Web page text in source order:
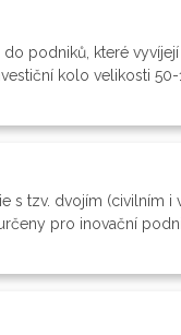
podniků, které
kolo velikosti 50-
tzv. dvojím (civilním
pro inovační